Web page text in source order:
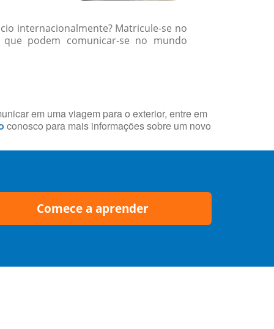
internacionalmente? Matricule-se no
podem comunicar-se no mundo
em uma viagem para o exterior, entre em
conosco para mais informações sobre um novo
Comece a aprender